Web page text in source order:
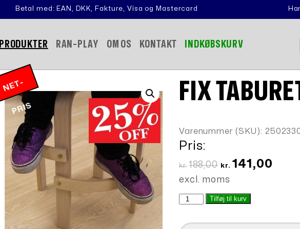
Betal med: EAN, DKK, Fakture, Visa og Mastercard
PRODUKTER RAN-PLAY OM OS KONTAKT INDKØBSKURV
N
E
T
-
P
RI
S
FIX
Varenummer (SKU):
Pris:
kr. 188,00
Den
var:
kr. 141,00
excl. moms
FIX
Tilføj til kurv